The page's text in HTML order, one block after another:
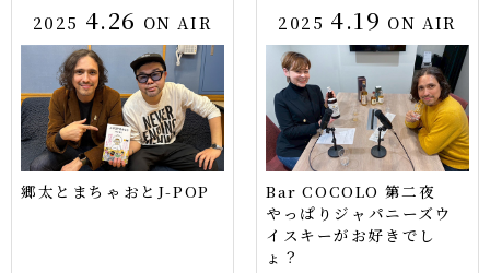
2025 4.26 ON AIR
郷太とまちゃおとJ-POP
2025 4.19 ON AIR
Bar COCOLO 第二夜
やっぱりジャパニーズウ
イスキーがお好きでし
ょ？